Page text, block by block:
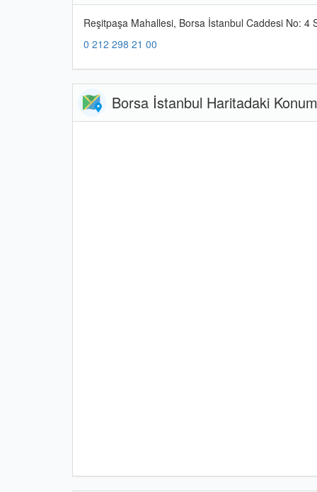
Reşitpaşa Mahallesi, Borsa İstanbul Caddesi No: 4
0 212 298 21 00
Borsa İstanbul Haritadaki